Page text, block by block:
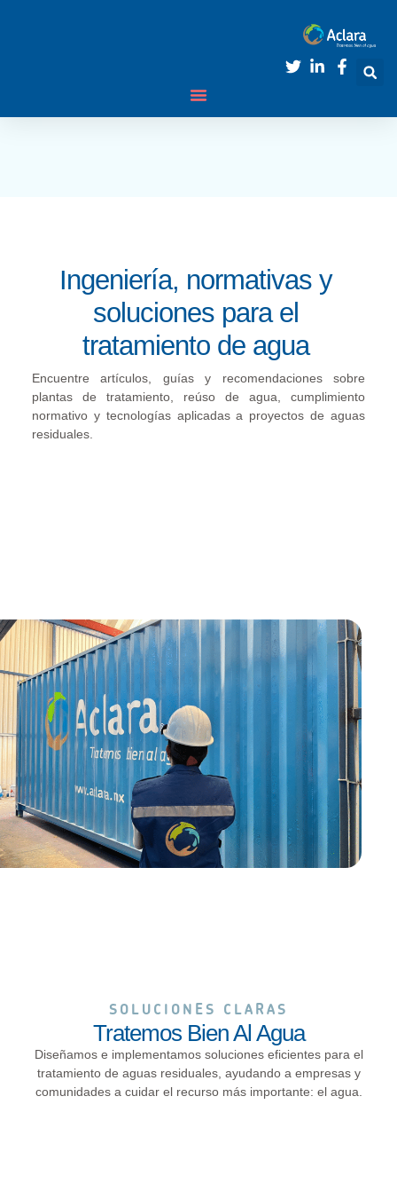
Ingeniería, normativas y
soluciones para el
tratamiento de agua
Encuentre artículos, guías y recomendaciones sobre
plantas de tratamiento, reúso de agua, cumplimiento
normativo y tecnologías aplicadas a proyectos de aguas
residuales.
SOLUCIONES CLARAS
Tratemos Bien Al Agua
Diseñamos e implementamos soluciones eficientes para el
tratamiento de aguas residuales, ayudando a empresas y
comunidades a cuidar el recurso más importante: el agua.